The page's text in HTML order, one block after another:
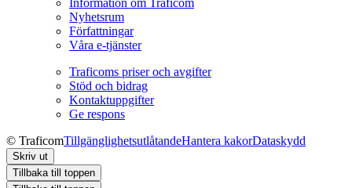
Information om Traficom
Nyhetsrum
Författningar
Våra e-tjänster
Traficoms priser och avgifter
Stöd och bidrag
Kontaktuppgifter
Ge respons
© TraficomTillgänglighetsutlåtandeHantera kakorDataskydd
Skriv ut
Tillbaka till toppen